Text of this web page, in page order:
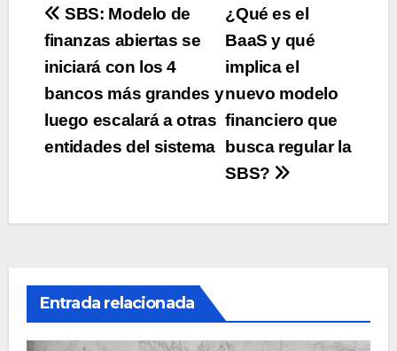
Navegación
de
entradas
¿Qué es el
BaaS y qué
implica el
nuevo modelo
financiero que
busca regular la
SBS?
SBS: Modelo de
finanzas abiertas se
iniciará con los 4
bancos más grandes y
luego escalará a otras
entidades del sistema
Entrada relacionada